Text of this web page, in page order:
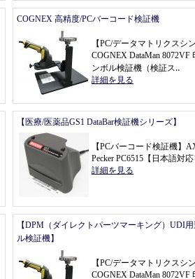
COGNEX 高精度/PCバーコード検証機
【PC/データマトリクスシ
COGNEX DataMan 8072VF
ンボル検証機 （検証ス‥
詳細を見る
【医療/医薬品GS1 DataBar検証機シリーズ】
【PCバーコード検証機】
Pecker PC6515 【 日本語対
詳細を見る
【DPM（ダイレクトパーツマーキング）UDI
ル検証機】
【PC/データマトリクスシ
COGNEX DataMan 8072VF